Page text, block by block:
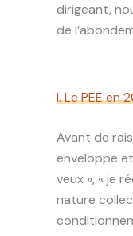
dirigeant,
de
I. Le PEE en
Avant de
enveloppe
veux », « je
nature